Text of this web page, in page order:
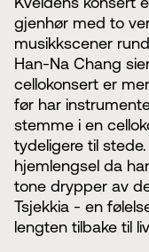
gjenhør med to
musikkscener
Han-Na Chang
cellokonsert er
før har
stemme i en
tydeligere til
hjemlengsel da
tone drypper av
Tsjekkia - en
lengten tilbake til